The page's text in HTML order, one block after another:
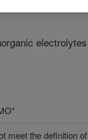
meet the definition